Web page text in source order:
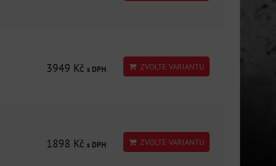
3949 Kč s DPH ZVOLTE VARIANTU
1898 Kč s DPH ZVOLTE VARIANTU